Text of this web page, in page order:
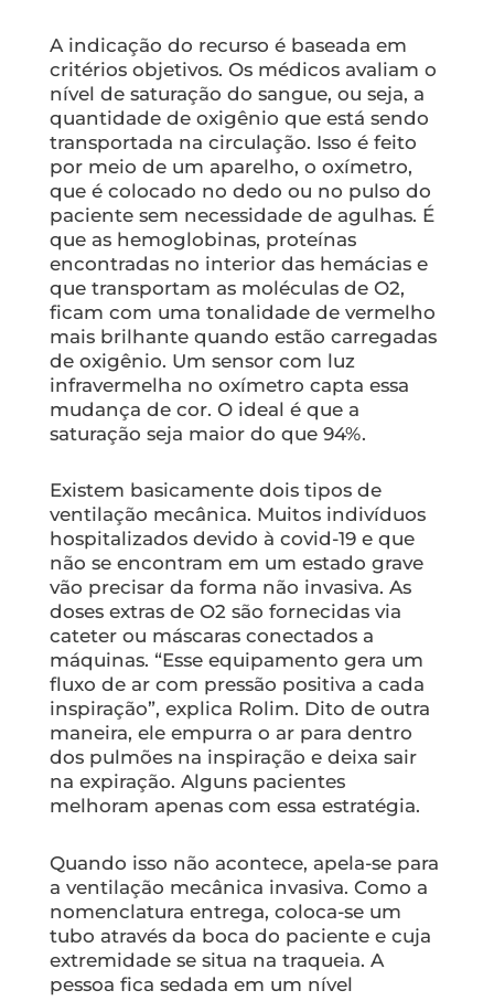
A indicação do recurso é baseada em
critérios objetivos. Os médicos avaliam o
nível de saturação do sangue, ou seja, a
quantidade de oxigênio que está sendo
transportada na circulação. Isso é feito
por meio de um aparelho, o oxímetro,
que é colocado no dedo ou no pulso do
paciente sem necessidade de agulhas. É
que as hemoglobinas, proteínas
encontradas no interior das hemácias e
que transportam as moléculas de O2,
ficam com uma tonalidade de vermelho
mais brilhante quando estão carregadas
de oxigênio. Um sensor com luz
infravermelha no oxímetro capta essa
mudança de cor. O ideal é que a
saturação seja maior do que 94%.
Existem basicamente dois tipos de
ventilação mecânica. Muitos indivíduos
hospitalizados devido à covid-19 e que
não se encontram em um estado grave
vão precisar da forma não invasiva. As
doses extras de O2 são fornecidas via
cateter ou máscaras conectados a
máquinas. “Esse equipamento gera um
fluxo de ar com pressão positiva a cada
inspiração”, explica Rolim. Dito de outra
maneira, ele empurra o ar para dentro
dos pulmões na inspiração e deixa sair
na expiração. Alguns pacientes
melhoram apenas com essa estratégia.
Quando isso não acontece, apela-se para
a ventilação mecânica invasiva. Como a
nomenclatura entrega, coloca-se um
tubo através da boca do paciente e cuja
extremidade se situa na traqueia. A
pessoa fica sedada em um nível